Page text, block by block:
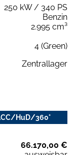
250 kW / 340 PS
Benzin
2.995 cm³
4 (Green)
Zentrallager
HuD/360°
66.170,00 €